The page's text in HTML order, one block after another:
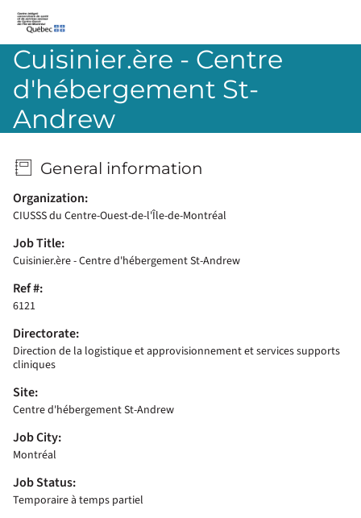
CIUSSS-du-Centre-Ouest-de-l’Île-de-Montréal
Cuisinier.ère - Centre
d'hébergement St-
Andrew
General information
Organization:
CIUSSS du Centre-Ouest-de-l'Île-de-Montréal
Job Title:
Cuisinier.ère - Centre d'hébergement St-Andrew
Ref #:
6121
Directorate:
Direction de la logistique et approvisionnement et services supports
cliniques
Site:
Centre d'hébergement St-Andrew
Job City:
Montréal
Job Status:
Temporaire à temps partiel